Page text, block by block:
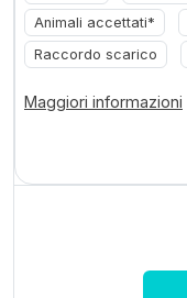
Animali accettati*
Raccordo scarico
Maggiori informazioni